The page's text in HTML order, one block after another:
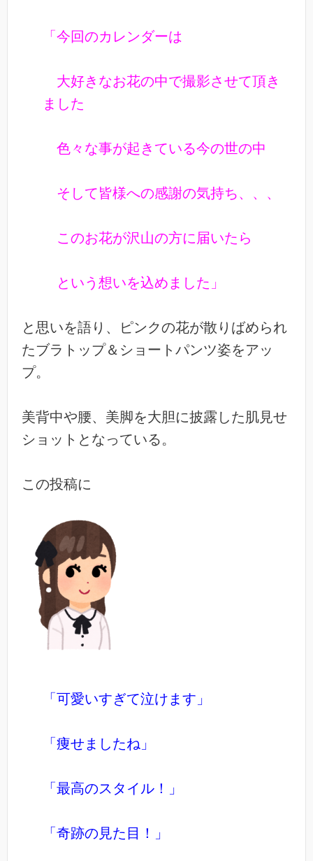
「今回のカレンダーは
大好きなお花の中で撮影させて頂き
ました
色々な事が起きている今の世の中
そして皆様への感謝の気持ち、、、
このお花が沢山の方に届いたら
という想いを込めました」
と思いを語り、ピンクの花が散りばめられ
たブラトップ＆ショートパンツ姿をアッ
プ。
美背中や腰、美脚を大胆に披露した肌見せ
ショットとなっている。
この投稿に
「可愛いすぎて泣けます」
「痩せましたね」
「最高のスタイル！」
「奇跡の見た目！」